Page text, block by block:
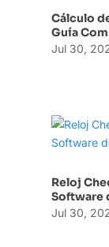
Cálculo
Guía
Jul 30,
Reloj
Software
Jul 30,